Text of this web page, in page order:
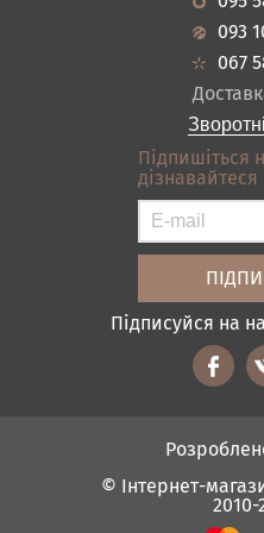
Ванна
Акціі
Гарантія
Кредит
Оплата
Відгуки
Контакти
Карта
Умови
093
067
Підпишіться
Підписуйся на
© Інтернет-
2010-